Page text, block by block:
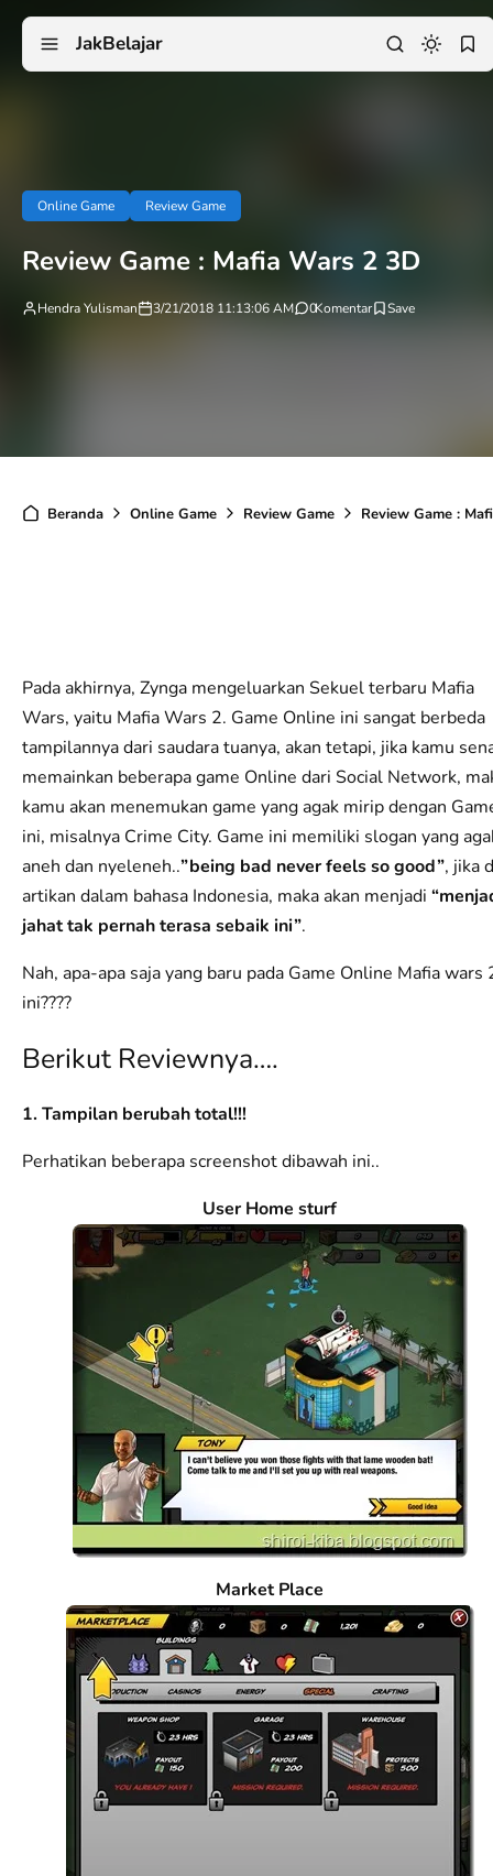
JakBelajar
Online Game Review Game
Review Game : Mafia Wars 2 3D
Hendra Yulisman 3/21/2018 11:13:06 AM 0Komentar
Beranda Online Game Review Game Review Game : Mafia Wars
Pada akhirnya, Zynga mengeluarkan Sekuel terbaru Mafia
Wars, yaitu Mafia Wars 2. Game Online ini sangat berbeda
tampilannya dari saudara tuanya, akan tetapi, jika kamu
memainkan beberapa game Online dari Social Network,
kamu akan menemukan game yang agak mirip dengan
ini, misalnya Crime City. Game ini memiliki slogan yang
aneh dan nyeleneh..”being bad never feels so good”, jika
artikan dalam bahasa Indonesia, maka akan menjadi
jahat tak pernah terasa sebaik ini”.
Nah, apa-apa saja yang baru pada Game Online Mafia wars
ini????
Berikut Reviewnya….
1.Tampilan berubah total!!!
Perhatikan beberapa screenshot dibawah ini..
User Home sturf
Market Place